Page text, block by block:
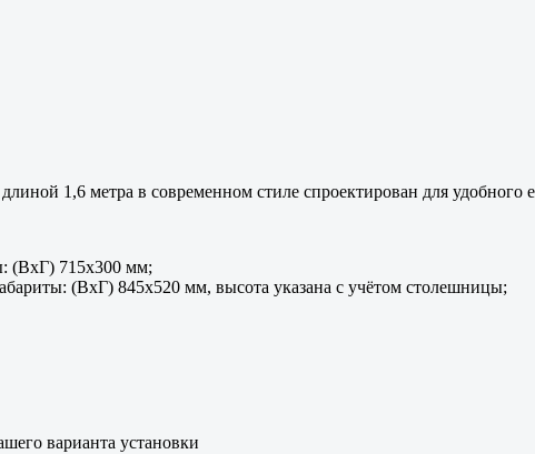
1,6 метра в современном стиле спроектирован для удобного
(ВхГ) 715х300 мм;
(ВхГ) 845х520 мм, высота указана с учётом столешницы;
варианта установки